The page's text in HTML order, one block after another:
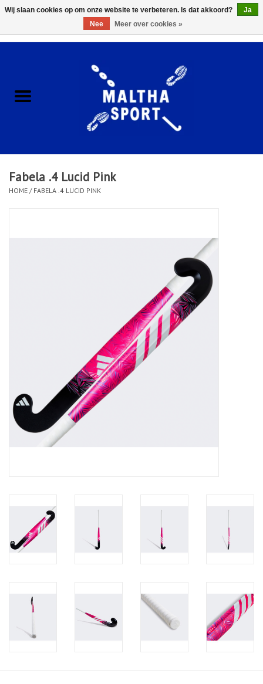
ACCESSOIRES/HARDWARE
KLEDING
CLUBSHOPS
Fabela .4 Lucid Pink
HOME / FABELA .4 LUCID PINK
Wij slaan cookies op om onze website te verbeteren. Is dat akkoord?
Ja
Nee
Meer over cookies »